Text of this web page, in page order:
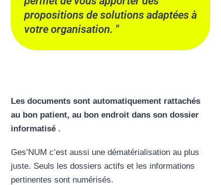
propositions de solutions adaptées à
votre organisation.
Les documents sont automatiquement rattachés
au bon patient, au bon endroit dans son dossier
informatisé .
Ges’NUM c’est aussi une dématérialisation au plus
juste. Seuls les dossiers actifs et les informations
pertinentes sont numérisés.